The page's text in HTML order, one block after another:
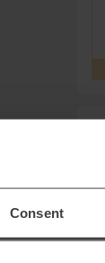
Consent